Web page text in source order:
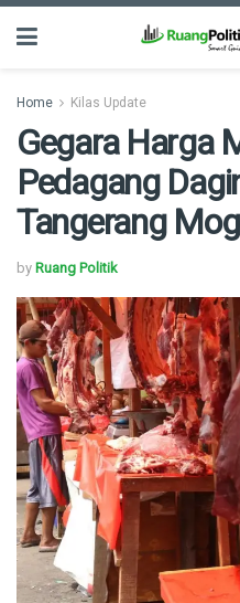
Home Kilas Update
Gegara Harga
Pedagang
Tangerang
by Ruang Politik